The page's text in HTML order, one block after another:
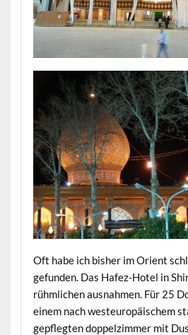
Oft habe ich bisher im Orient
gefunden. Das Hafez-Hotel in
rühmlichen ausnahmen. Für 25
einem nach westeuropäischem
gepflegten doppelzimmer mit